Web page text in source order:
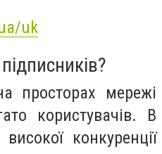
uk
просторах мережі
користувачів. В
конкуренції